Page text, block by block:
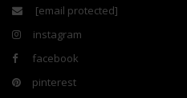
[email protected]
instagram
facebook
pinterest